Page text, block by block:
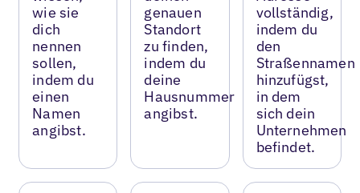
wie sie
dich
nennen
sollen,
indem du
einen
Namen
angibst.
genauen
Standort
zu finden,
indem du
deine
Hausnummer
angibst.
vollständig,
indem du
den
Straßennamen
hinzufügst,
in dem
sich dein
Unternehmen
befindet.